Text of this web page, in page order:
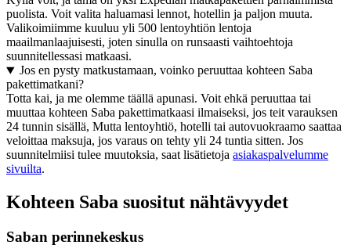
puolista. Voit valita haluamasi lennot, hotellin ja paljon muuta.
Valikoimiimme kuuluu yli 500 lentoyhtiön lentoja
maailmanlaajuisesti, joten sinulla on runsaasti vaihtoehtoja
suunnitellessasi matkaasi.
Jos en pysty matkustamaan, voinko peruuttaa kohteen Saba
pakettimatkani?
Totta kai, ja me olemme täällä apunasi. Voit ehkä peruuttaa tai
muuttaa kohteen Saba pakettimatkaasi ilmaiseksi, jos teit varauksen
24 tunnin sisällä, Mutta lentoyhtiö, hotelli tai autovuokraamo saattaa
veloittaa maksuja, jos varaus on tehty yli 24 tuntia sitten. Jos
suunnitelmiisi tulee muutoksia, saat lisätietoja asiakaspalvelumme
sivuilta.
Kohteen Saba suositut nähtävyydet
Saban perinnekeskus